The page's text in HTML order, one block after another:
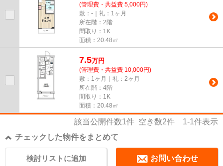
(管理費・共益費 5,000円)
敷：-｜礼：1ヶ月
所在階：2階
間取り：1K
面積：20.48㎡
7.5万円
(管理費・共益費 10,000円)
敷：1ヶ月｜礼：2ヶ月
所在階：4階
間取り：1K
面積：20.48㎡
該当公開件数1件 空き数2件 1-1件表示
チェックした物件をまとめて
お問い合わせ
検討リストに追加